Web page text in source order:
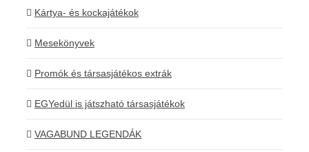
Kártya- és kockajátékok
Mesekönyvek
Promók és társasjátékos extrák
EGYedül is játszható társasjátékok
VAGABUND LEGENDÁK